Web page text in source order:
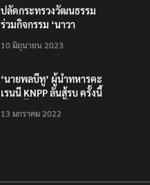
ปลัดกระทรวงวัฒนธรรม
ร่วมกิจกรรม ‘นาวา
ตักบาตรทางน้ำ
10 มิถุนายน 2023
‘นายพลบีทู’ ผู้นำทหารคะ
เรนนี KNPP ลั่นสู้รบ ครั้งนี้
ประชาชนต้องชนะ
13 มกราคม 2022